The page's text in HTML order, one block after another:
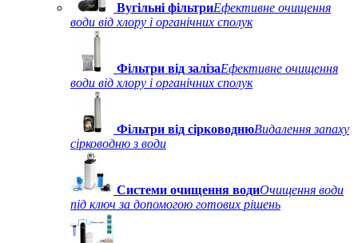
Вугільні фільтриЕфективне очищення
води від хлору і органічних сполук
Фільтри від залізаЕфективне очищення
води від хлору і органічних сполук
Фільтри від сірководнюВидалення запаху
сірководню з води
Системи очищення водиОчищення води
під ключ за допомогою готових рішень